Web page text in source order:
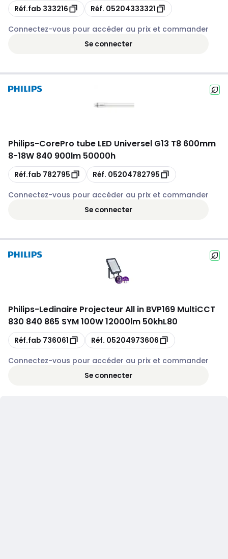
Copie
Réf.fab 333216 Copie
Réf. 05204333321
Connectez-vous pour accéder au prix et commander
Se connecter
Philips-CorePro tube LED Universel G13 T8 600mm
8-18W 840 900lm 50000h
Copie
Réf.fab 782795 Copie
Réf. 05204782795
Connectez-vous pour accéder au prix et commander
Se connecter
Philips-Ledinaire Projecteur All in BVP169 MultiCCT
830 840 865 SYM 100W 12000lm 50khL80
Copie
Réf.fab 736061 Copie
Réf. 05204973606
Connectez-vous pour accéder au prix et commander
Se connecter